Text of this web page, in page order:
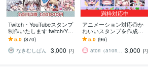
Twitch・YouTubeスタンプ
制作いたします twitch/You
Tube/tiktok配信用スタンプ
制作
5.0 (870)
なきむしぱん
3,000 円
満枠対応中
アニメーション対応◎か
わいいスタンプを作成し
ます 企業実績多数有！Yo
uTube・Twitch・TikTok☆
5.0 (96)
atori（a10ri_p） 3,000 円